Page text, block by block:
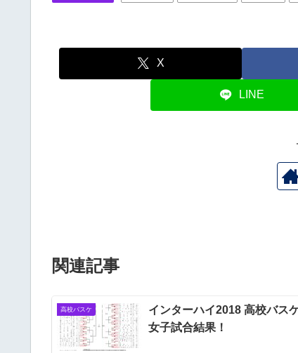
X
LINE
関連記事
高校バスケ
インターハイ2018 高校バス
女子試合結果！